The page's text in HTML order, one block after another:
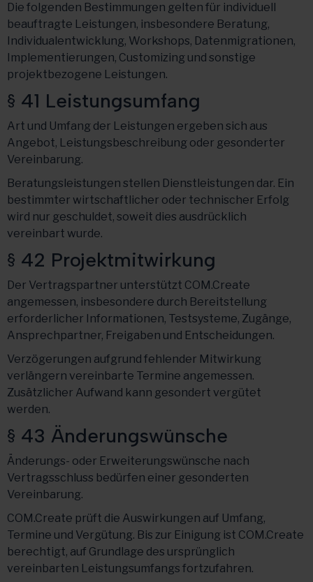
Die folgenden Bestimmungen gelten für individuell
beauftragte Leistungen, insbesondere Beratung,
Individualentwicklung, Workshops, Datenmigrationen,
Implementierungen, Customizing und sonstige
projektbezogene Leistungen.
§ 41 Leistungsumfang
Art und Umfang der Leistungen ergeben sich aus
Angebot, Leistungsbeschreibung oder gesonderter
Vereinbarung.
Beratungsleistungen stellen Dienstleistungen dar. Ein
bestimmter wirtschaftlicher oder technischer Erfolg
wird nur geschuldet, soweit dies ausdrücklich
vereinbart wurde.
§ 42 Projektmitwirkung
Der Vertragspartner unterstützt COM.Create
angemessen, insbesondere durch Bereitstellung
erforderlicher Informationen, Testsysteme, Zugänge,
Ansprechpartner, Freigaben und Entscheidungen.
Verzögerungen aufgrund fehlender Mitwirkung
verlängern vereinbarte Termine angemessen.
Zusätzlicher Aufwand kann gesondert vergütet
werden.
§ 43 Änderungswünsche
Änderungs- oder Erweiterungswünsche nach
Vertragsschluss bedürfen einer gesonderten
Vereinbarung.
COM.Create prüft die Auswirkungen auf Umfang,
Termine und Vergütung. Bis zur Einigung ist COM.Create
berechtigt, auf Grundlage des ursprünglich
vereinbarten Leistungsumfangs fortzufahren.